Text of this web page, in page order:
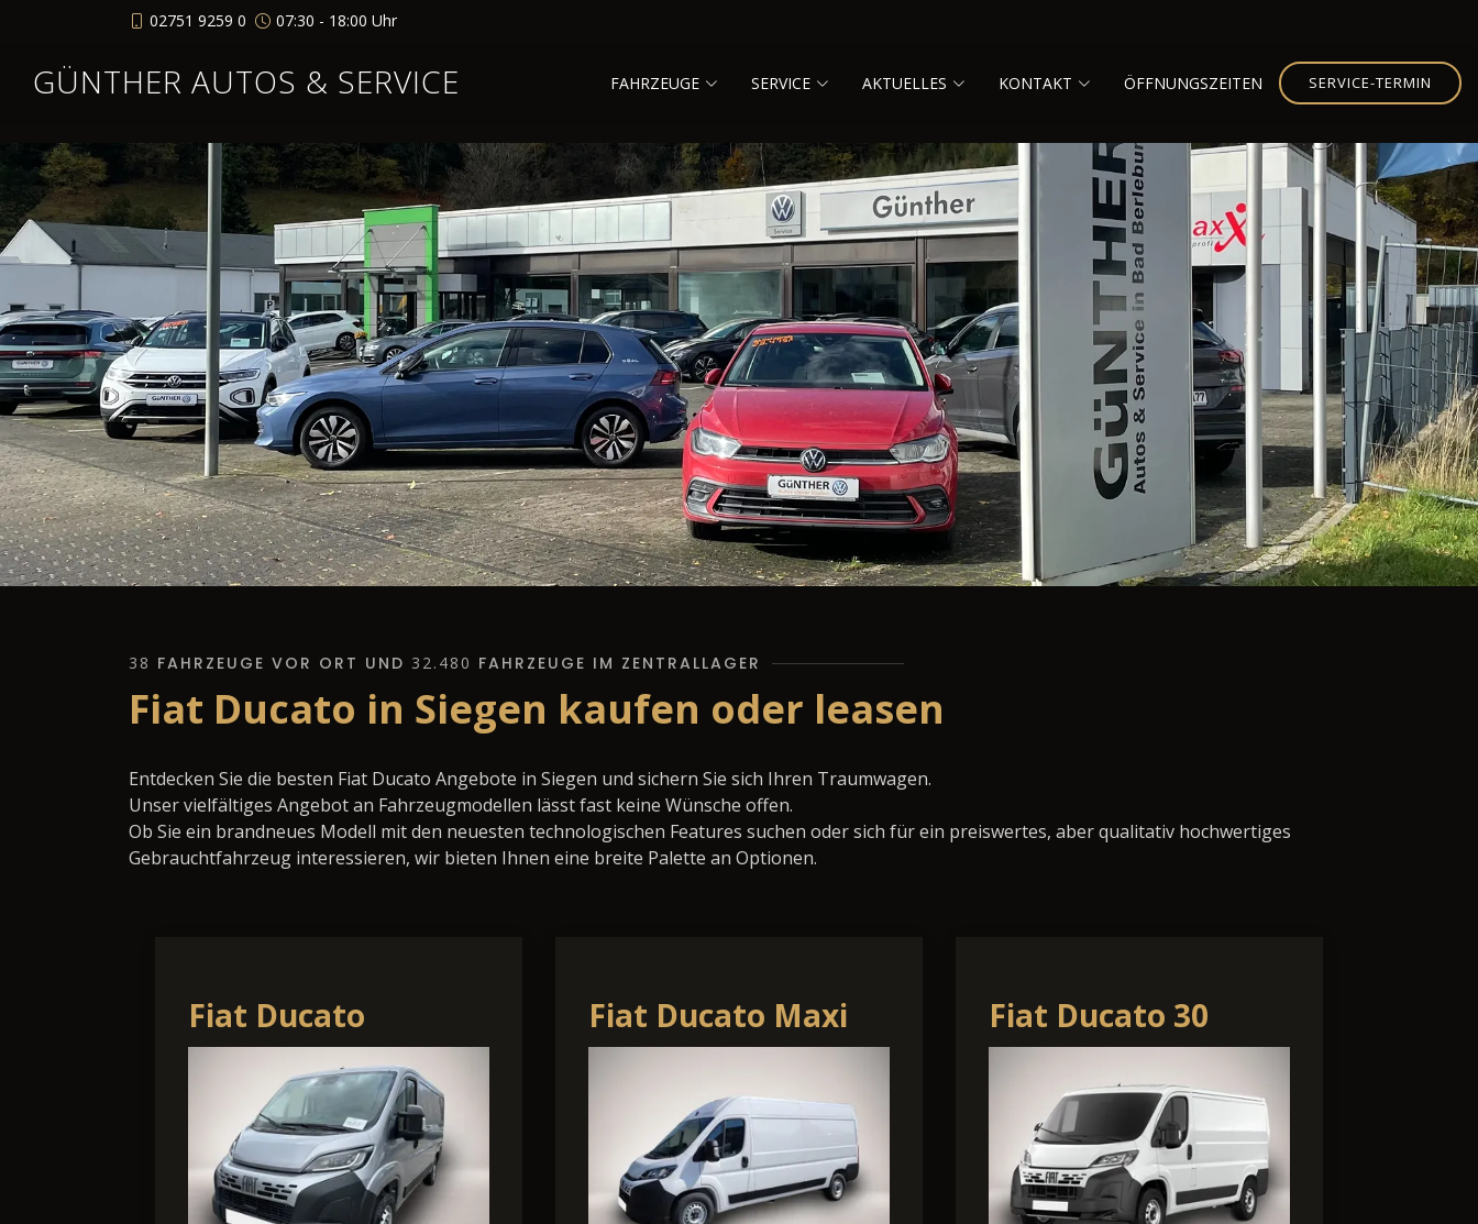
02751 9259 0 07:30 - 18:00 Uhr
GÜNTHER AUTOS & SERVICE FAHRZEUGE SERVICE AKTUELLES KONTAKT ÖFFNUNGSZEITEN SERVICE-TERMIN
38 FAHRZEUGE VOR ORT UND 32.480 FAHRZEUGE IM ZENTRALLAGER
Fiat Ducato in Siegen kaufen oder leasen
Entdecken Sie die besten Fiat Ducato Angebote in Siegen und sichern Sie sich Ihren Traumwagen.
Unser vielfältiges Angebot an Fahrzeugmodellen lässt fast keine Wünsche offen.
Ob Sie ein brandneues Modell mit den neuesten technologischen Features suchen oder sich für ein preiswertes, aber qualitativ hochwertiges
Gebrauchtfahrzeug interessieren, wir bieten Ihnen eine breite Palette an Optionen.
Fiat Ducato
Kastenwagen 30
L2H1 120 Multijet
AHK, Nav
Fiat Ducato Maxi
L3H2 Autm.
(250/251)
Fiat Ducato 30
L2H1 Kam 270°HFT
Temp PDC
Resvererad